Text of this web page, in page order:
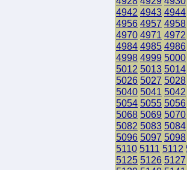
4942 4943 4944
4956 4957 4958
4970 4971 4972
4984 4985 4986
4998 4999 5000
5012 5013 5014
5026 5027 5028
5040 5041 5042
5054 5055 5056
5068 5069 5070
5082 5083 5084
5096 5097 5098
5110 5111 5112
5125 5126 5127